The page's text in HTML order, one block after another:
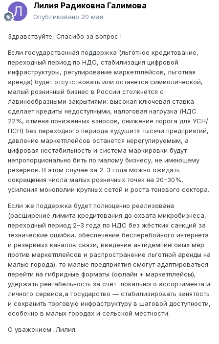
Лилия Радиковна Галимова
Опубликовано 20 мая
Здравствуйте, Спасибо за вопрос !
Если государственная поддержка (льготное кредитование,
переходный период по НДС, стабилизация цифровой
инфраструктуры, регулирование маркетплейсов, льготная
аренда) будет отсутствовать или останется символической,
малый розничный бизнес в России столкнётся с
лавинообразными закрытиями: высокая ключевая ставка
сделает кредиты недоступными, налоговая нагрузка (НДС
22%, отмена пониженных взносов, снижение порога для УСН/
ПСН) без переходного периода «удушит» тысячи предприятий,
давление маркетплейсов останется нерегулируемым, а
цифровая нестабильность и система маркировки будут
непропорционально бить по малому бизнесу, не имеющему
резервов. В этом случае за 2–3 года можно ожидать
сокращения числа малых розничных точек на 20–30%,
усиления монополии крупных сетей и роста теневого сектора.
Если же поддержка будет полноценно реализована
(расширение лимита кредитования до охвата микробизнеса,
переходный период 2–3 года по НДС без жёстких санкций за
технические ошибки, обеспечение бесперебойного интернета
и резервных каналов связи, введение антидемпинговых мер
против маркетплейсов и распространение льготной аренды на
малые города), то малые предприятия смогут адаптироваться:
перейти на гибридные форматы (офлайн + маркетплейсы),
удержать рентабельность за счёт локального ассортимента и
личного сервиса,а государство — стабилизировать занятость
и сохранить торговую инфраструктуру в шаговой доступности,
особенно в малых городах и сельской местности.
С уважением ,Лилия